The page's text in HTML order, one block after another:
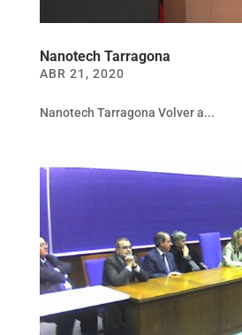
Nanotech Tarragona
ABR 21, 2020
Nanotech Tarragona Volver a...